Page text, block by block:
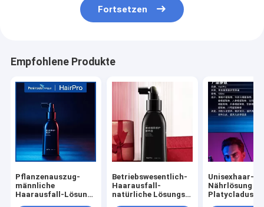
Fortsetzen
Empfohlene Produkte
Pflanzenauszug-
männliche
Haarausfall-Lösung
Betriebswesentlich-
Haarausfall-
natürliche Lösungs-
Unisexhaar-
Nährlösung
Platycladus-